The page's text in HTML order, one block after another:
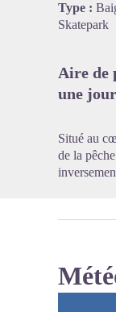
Type :
Skatepark
Aire de
une
Situé au
de la